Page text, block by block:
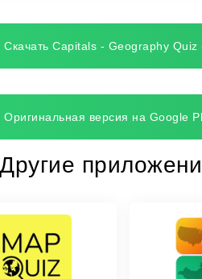
Скачать Capitals - Geography
Оригинальная версия на Google
Другие